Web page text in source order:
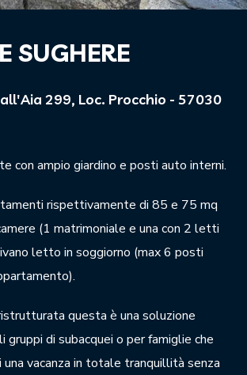
SUGHERE
299, Loc. Procchio - 57030
con ampio giardino e posti auto interni.
rispettivamente di 85 e 75 mq
(1 matrimoniale e una con 2 letti
letto in soggiorno (max 6 posti
questa è una soluzione
gruppi di subacquei o per famiglie che
vacanza in totale tranquillità senza